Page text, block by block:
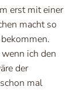
erst mit einer
macht so
ich den
der
mal